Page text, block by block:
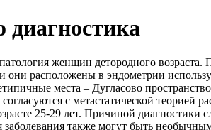
диагностика
женщин детородного
они расположены в эндометрии
места – Дугласово
с метастатической теорией
25-29 лет. Причиной
также могут быть